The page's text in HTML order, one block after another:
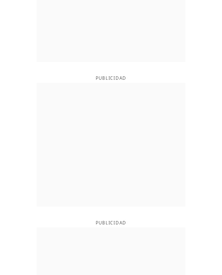
PUBLICIDAD
PUBLICIDAD